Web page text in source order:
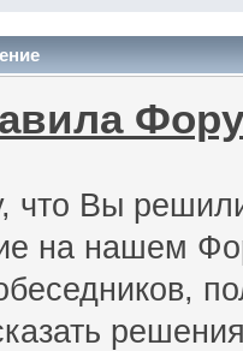
что Вы
на нашем